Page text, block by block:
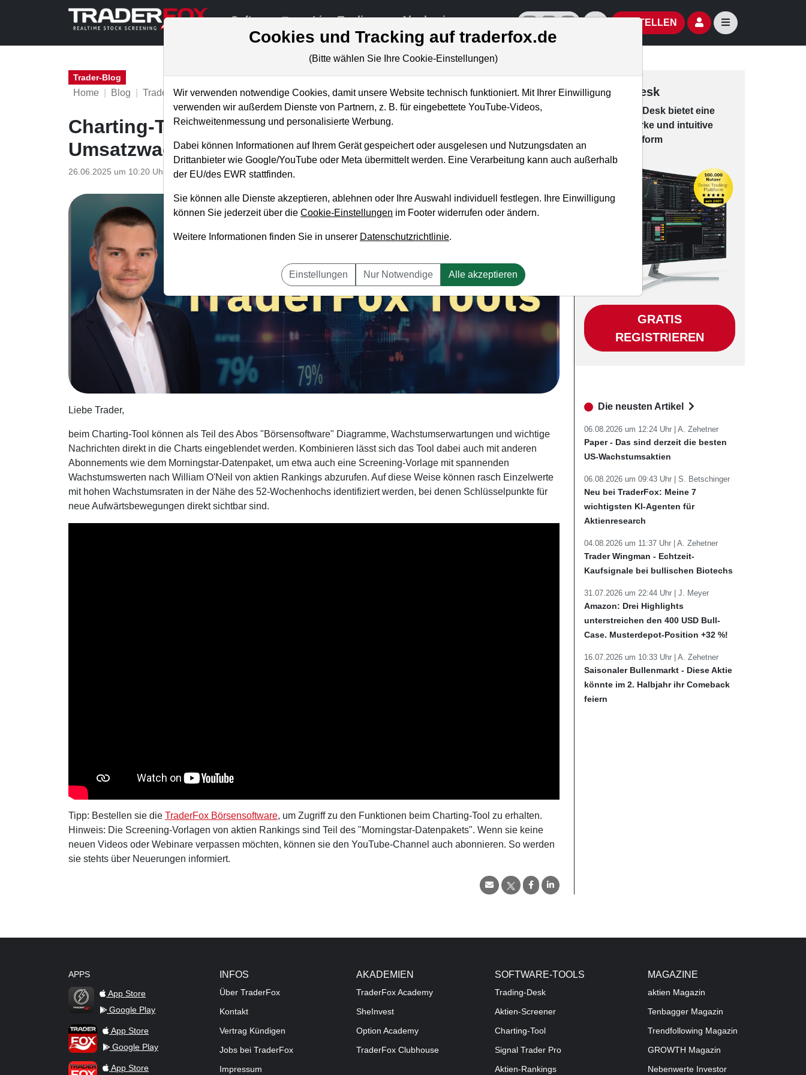
Software Live-Trading Akademie offizielle Social Media-AccountsAktien- und Artikelsuche öffnen
BESTELLEN Seitennavigation
Trader-Blog
Home Blog Trader-Blog
Charting-Tool - so findest du Aktien mit hohem
Umsatzwachstum am 52-Wochenhoch
26.06.2025 um 10:20 Uhr A. Zehetner
Liebe Trader,
beim Charting-Tool können als Teil des Abos "Börsensoftware" Diagramme, Wachstumserwartungen und wichtige
Nachrichten direkt in die Charts eingeblendet werden. Kombinieren lässt sich das Tool dabei auch mit anderen
Abonnements wie dem Morningstar-Datenpaket, um etwa auch eine Screening-Vorlage mit spannenden
Wachstumswerten nach William O'Neil von aktien Rankings abzurufen. Auf diese Weise können rasch Einzelwerte
mit hohen Wachstumsraten in der Nähe des 52-Wochenhochs identifiziert werden, bei denen Schlüsselpunkte für
neue Aufwärtsbewegungen direkt sichtbar sind.
Tipp: Bestellen sie die TraderFox Börsensoftware, um Zugriff zu den Funktionen beim Charting-Tool zu erhalten.
Hinweis: Die Screening-Vorlagen von aktien Rankings sind Teil des "Morningstar-Datenpakets". Wenn sie keine
neuen Videos oder Webinare verpassen möchten, können sie den YouTube-Channel auch abonnieren. So werden
sie stehts über Neuerungen informiert.
Trading-Desk
Desk bie­tet eine
leis­tungs­star­ke und in­tui­tive
Han­dels­platt­form
GRATIS
REGISTRIEREN
Die neusten Artikel
06.08.2026 um 12:24 Uhr | A. Zehetner
Paper - Das sind derzeit die besten
US-Wachstumsaktien
06.08.2026 um 09:43 Uhr | S. Betschinger
Neu bei TraderFox: Meine 7
wichtigsten KI-Agenten für
Aktienresearch
04.08.2026 um 11:37 Uhr | A. Zehetner
Trader Wingman - Echtzeit-
Kaufsignale bei bullischen Biotechs
31.07.2026 um 22:44 Uhr | J. Meyer
Amazon: Drei Highlights
unterstreichen den 400 USD Bull-
Case. Musterdepot-Position +32 %!
16.07.2026 um 10:33 Uhr | A. Zehetner
Saisonaler Bullenmarkt - Diese Aktie
könnte im 2. Halbjahr ihr Comeback
feiern
APPS
TraderFox Flash
App Store
Google Play
TraderFox AppApp Store
Google Play
TraderFox ProApp Store
INFOS
Über TraderFox
Kontakt
Vertrag Kündigen
Jobs bei TraderFox
Impressum
AKADEMIEN
TraderFox Academy
SheInvest
Option Academy
TraderFox Clubhouse
SOFTWARE-TOOLS
Trading-Desk
Aktien-Screener
Charting-Tool
Signal Trader Pro
Aktien-Rankings
MAGAZINE
aktien Magazin
Tenbagger Magazin
Trendfollowing Magazin
GROWTH Magazin
Nebenwerte Investor
Cookies und Tracking auf traderfox.de
(Bitte wählen Sie Ihre Cookie-Einstellungen)
Wir verwenden notwendige Cookies, damit unsere Website technisch funktioniert. Mit Ihrer Einwilligung
verwenden wir außerdem Dienste von Partnern, z. B. für eingebettete YouTube-Videos,
Reichweitenmessung und personalisierte Werbung.
Dabei können Informationen auf Ihrem Gerät gespeichert oder ausgelesen und Nutzungsdaten an
Drittanbieter wie Google/YouTube oder Meta übermittelt werden. Eine Verarbeitung kann auch außerhalb
der EU/des EWR stattfinden.
Sie können alle Dienste akzeptieren, ablehnen oder Ihre Auswahl individuell festlegen. Ihre Einwilligung
können Sie jederzeit über die Cookie-Einstellungen im Footer widerrufen oder ändern.
Weitere Informationen finden Sie in unserer Datenschutzrichtlinie.
Einstellungen Nur Notwendige Alle akzeptieren